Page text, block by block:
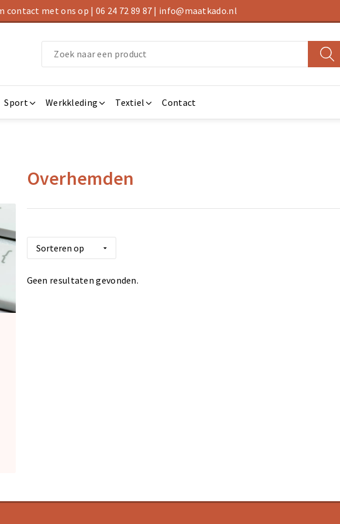
contact met ons op | 06 24 72 89 87 | info@maatkado.nl
Sport Werkkleding Textiel Contact
Overhemden
Geen resultaten gevonden.